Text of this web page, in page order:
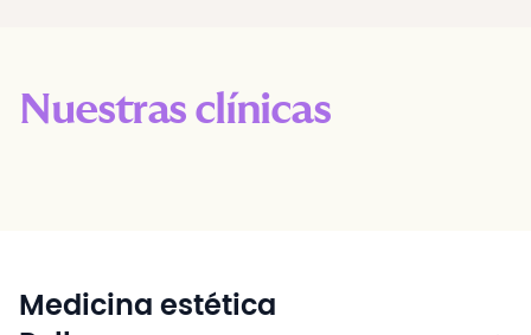
Nuestras clínicas
Medicina estética